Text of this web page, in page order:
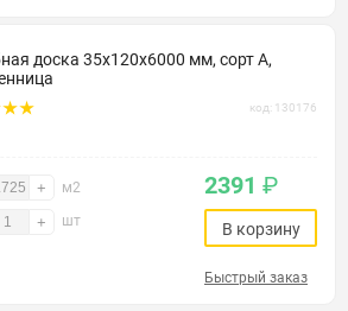
доска 35х120х6000 мм, сорт А,
код: 130176
+ м2
+ шт
2391 ₽
В корзину
Быстрый заказ